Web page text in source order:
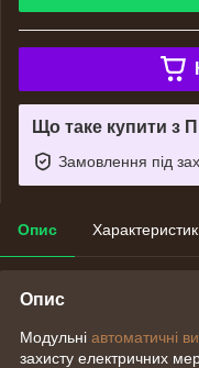
Що таке купити з
Замовлення під
Опис
Опис
Модульні автоматичні
захисту електричних